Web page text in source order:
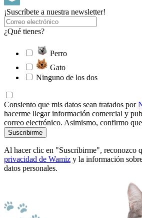
¡Suscríbete a nuestra newsletter!
¿Qué tienes?
Perro
Gato
Ninguno de los dos
Consiento que mis datos sean tratados por
hacerme llegar información comercial y
correo electrónico. Asimismo, confirmo
Suscribirme
Al hacer clic en "Suscribirme", reconozco
privacidad de Wamiz y la información
datos personales.